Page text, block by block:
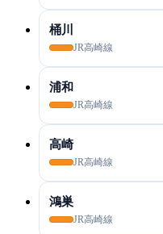
桶川
JR高崎線
浦和
JR高崎線
高崎
JR高崎線
鴻巣
JR高崎線